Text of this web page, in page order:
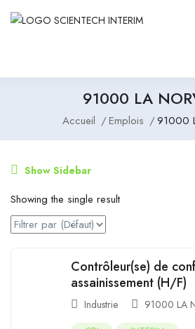
91000 LA
Accueil Emplois 91000
Show Sidebar
Showing the single result
Contrôleur(se) de
assainissement (H/F)
Industrie 91000 LA